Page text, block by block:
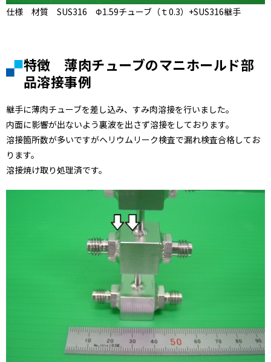
仕様 材質 SUS316 Φ1.59チューブ（ｔ0.3）+SUS316継手
特徴 薄肉チューブのマニホールド部
品溶接事例
継手に薄肉チューブを差し込み、すみ肉溶接を行いました。
内面に影響が出ないよう裏波を出さず溶接をしております。
溶接箇所数が多いですがヘリウムリーク検査で漏れ検査合格してお
ります。
溶接焼け取り処理済です。